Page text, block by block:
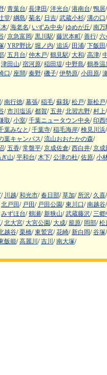
/ 青葉台/ 長津田/ 洋光台/ 港南台/ 鴨居/
堂/ 綱島/ 菊名/ 日吉/ 武蔵小杉/ 溝の口/
/ 海老名/ いずみ中央/ ゆめが丘/ 南万
/ 京急富岡/ 黒川駅/ 藤沢本町/ 善行/ 六
/ YRP野比/ 堀ノ内/ 追浜/ 田浦/ 下飯田/
/ 五月台/ 仲木戸/ 鶴見駅/ 大和/ 高津/
津田山/ 宿河原/ 稲田堤/ 中野島/ 鶴巻温
口/ 座間/ 秦野/ 磯子/ 伊勢原/ 小田原/
/ 南行徳/ 幕張/ 稲毛/ 蘇我/ 松戸/ 新松戸/
/ 市川塩浜/ 都賀/ 五井/ 北習志野/ 村上/
取/ 小室/ 千葉ニュータウン中央/ 印西
葉みなと/ 千葉寺/ 稲毛海岸/ 検見川浜/
葉キャンパス/ 流山おおたかの森/
/ 五香/ 常盤平/ 京成佐倉/ 西白井/ 京成
ぎ山/ 平和台/ 木下/ 公津の杜/ 佐原/ 小
/ 川越/ 和光市/ 春日部/ 草加/ 所沢/ 久喜/
北戸田/ 戸田/ 戸田公園/ 東川口/ 南越谷/
みずほ台/ 鶴瀬/ 新狭山/ 武蔵藤沢/ 三郷
/ 北大宮/ 大宮公園/ 大成/ 籠原/ 岡部/ 松
越谷/ 栗橋/ 東鷲宮/ 花崎/ 新白岡/ 谷塚/
飯能/ 高麗川 / 吉川 / 南大塚/